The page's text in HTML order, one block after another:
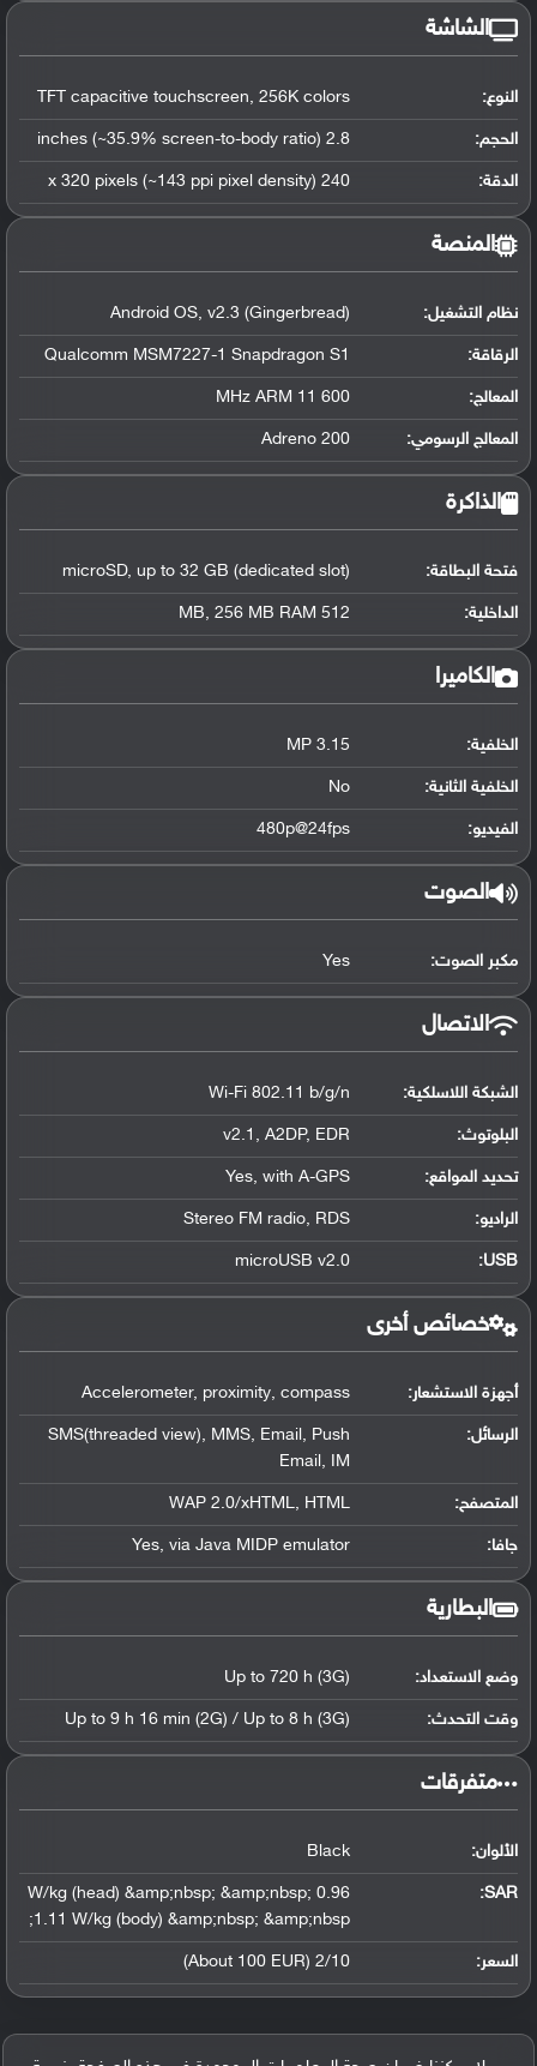
الشاشة
النوع: TFT capacitive touchscreen, 256K colors
الحجم: 2.8 inches (~35.9% screen-to-body ratio)
الدقة: 240 x 320 pixels (~143 ppi pixel density)
المنصة
نظام التشغيل:
Android OS, v2.3 (Gingerbread)
الرقاقة:
Qualcomm MSM7227-1 Snapdragon S1
المعالج:
600 MHz ARM 11
المعالج الرسومي:
Adreno 200
الذاكرة
فتحة البطاقة: microSD, up to 32 GB (dedicated slot)
الداخلية: 512 MB, 256 MB RAM
الكاميرا
الخلفية: 3.15 MP
الخلفية الثانية: No
الفيديو: 480p@24fps
الصوت
مكبر الصوت: Yes
الاتصال
الشبكة اللاسلكية: Wi-Fi 802.11 b/g/n
البلوتوث:
v2.1, A2DP, EDR
تحديد المواقع:
Yes, with A-GPS
الراديو: Stereo FM radio, RDS
USB
:
microUSB v2.0
خصائص أخرى
أجهزة الاستشعار: Accelerometer, proximity, compass
الرسائل:
SMS(threaded view), MMS, Email, Push
Email, IM
المتصفح: WAP 2.0/xHTML, HTML
جافا: Yes, via Java MIDP emulator
البطارية
وضع الاستعداد: Up to 720 h (3G)
وقت التحدث: Up to 9 h 16 min (2G) / Up to 8 h (3G)
‏متفرقات‏
الألوان: Black
SAR
:
0.96 W/kg (head) &amp;nbsp; &amp;nbsp;
1.11 W/kg (body) &amp;nbsp; &amp;nbsp;
السعر: 2/10 (About 100 EUR)